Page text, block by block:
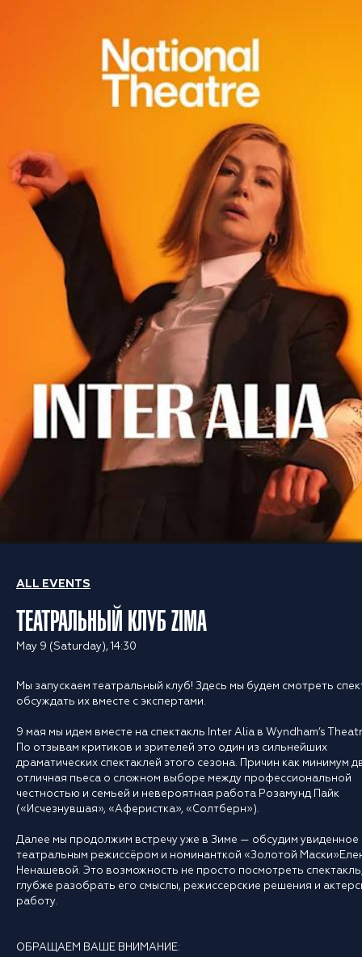
ALL EVENTS
ТЕАТРАЛЬНЫЙ КЛУБ ZIMA
May 9 (Saturday), 14:30
Мы запускаем театральный клуб! Здесь мы будем смотреть
обсуждать их вместе с экспертами.
9 мая мы идем вместе на спектакль Inter Alia в Wyndham’s
По отзывам критиков и зрителей это один из сильнейших
драматических спектаклей этого сезона. Причин как минимум
отличная пьеса о сложном выборе между профессиональной
честностью и семьей и невероятная работа Розамунд Пайк
(«Исчезнувшая», «Аферистка», «Солтберн»).
Далее мы продолжим встречу уже в Зиме — обсудим увиденное
театральным режиссёром и номинанткой «Золотой
Ненашевой. Это возможность не просто посмотреть
глубже разобрать его смыслы, режиссерские решения и
работу.
ОБРАЩАЕМ ВАШЕ ВНИМАНИЕ: